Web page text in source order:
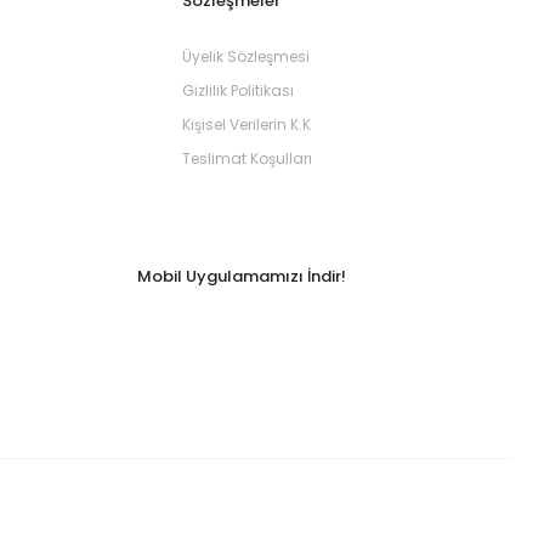
Üyelik Sözleşmesi
Gizlilik Politikası
Kişisel Verilerin K.K
Teslimat Koşulları
Mobil Uygulamamızı İndir!